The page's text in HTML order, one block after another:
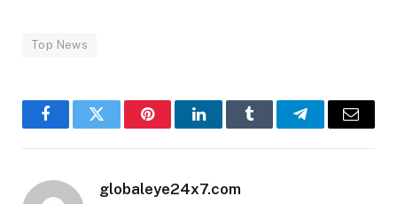
Top News
FacebookTwitter PinterestLinkedInTumblr TelegramEmail
globaleye24x7.com